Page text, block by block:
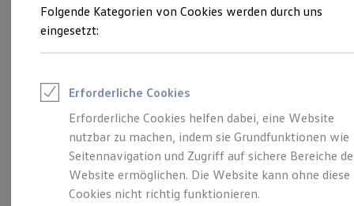
Gewerbliche Personenbeförderung
Service & mobile Werkstätten
Kühlfahrzeuge
ONE Business ID Vorteile
Fahrzeugsuche & Marktplatz
Fahrzeugsuche
Fahrzeuge online kaufen
Digitaler Marktplatz
Kauf & Finanzierung
Online-Fahrzeugbewertung
Aktionen & Angebote
Am Schwalbanger 39, 86633 Neuburg
Folgende Kategorien von Cookies werden durch uns
eingesetzt:
Erforderliche Cookies
Erforderliche Cookies helfen dabei, eine Website
nutzbar zu machen, indem sie Grundfunktionen wie
Seitennavigation und Zugriff auf sichere Bereiche
Website ermöglichen. Die Website kann ohne diese
Cookies nicht richtig funktionieren.